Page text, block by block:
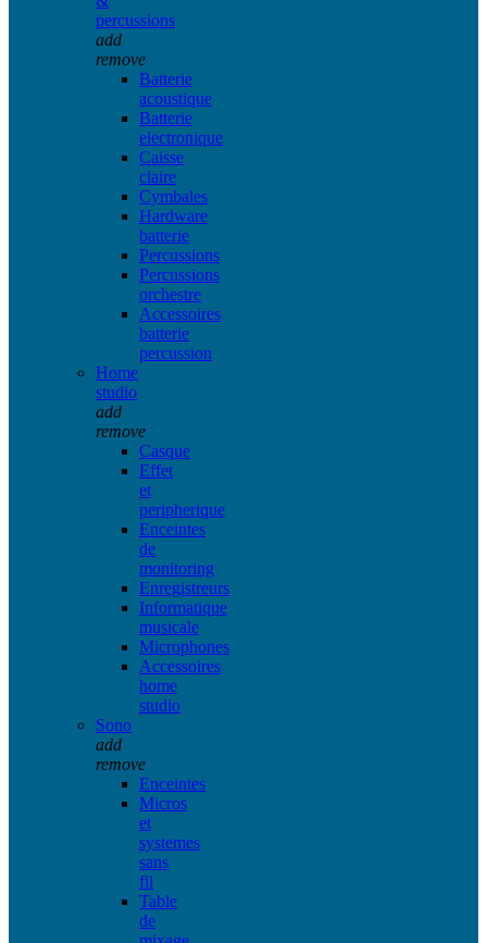
percussions
add
remove
Batterie
acoustique
Batterie
electronique
Caisse
claire
Cymbales
Hardware
batterie
Percussions
Percussions
orchestre
Accessoires
batterie
percussion
Home
studio
add
remove
Casque
Effet
et
peripherique
Enceintes
de
monitoring
Enregistreurs
Informatique
musicale
Microphones
Accessoires
home
studio
Sono
add
remove
Enceintes
Micros
et
systemes
sans
fil
Table
de